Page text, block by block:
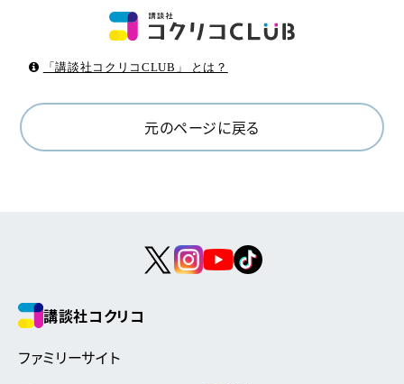
「講談社コクリコCLUB」 とは？
元のページに戻る
講談社コクリコ
ファミリーサイト